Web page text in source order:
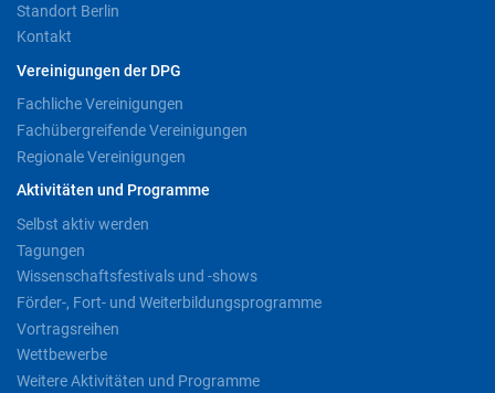
Standort Berlin
Kontakt
Vereinigungen der DPG
Fachliche Vereinigungen
Fachübergreifende Vereinigungen
Regionale Vereinigungen
Aktivitäten und Programme
Selbst aktiv werden
Tagungen
Wissenschaftsfestivals und -shows
Förder-, Fort- und Weiterbildungsprogramme
Vortragsreihen
Wettbewerbe
Weitere Aktivitäten und Programme